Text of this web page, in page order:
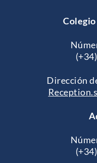
Colegio
Dirección